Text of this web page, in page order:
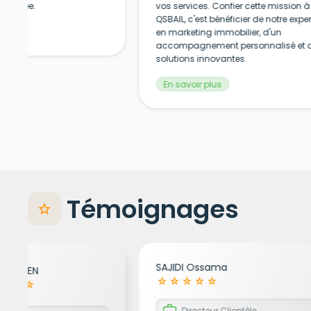
vos services. Confier cette mission à
QSBAIL, c'est bénéficier de notre
en marketing immobilier, d'un
accompagnement personnalisé et
solutions innovantes.
En savoir plus
star Témoignages
star_rate
SAJIDI Ossama
star_rate star_rate star_rate star_rate star_rate